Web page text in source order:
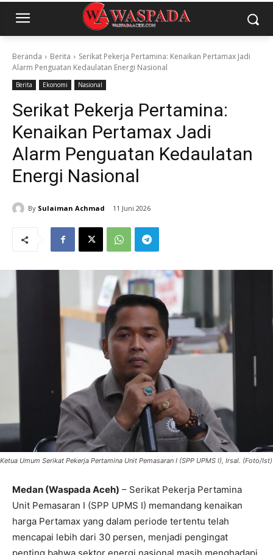
Beranda Berita
Serikat Pekerja Pertamina: Kenaikan Pertamax Jadi
Alarm Penguatan Kedaulatan Energi Nasional
Berita Ekonomi Nasional
Serikat Pekerja Pertamina:
Kenaikan Pertamax Jadi
Alarm Penguatan Kedaulatan
Energi Nasional
By Sulaiman Achmad 11 Juni 2026
Ketua Umum Serikat Pekerja Pertamina Unit Pemasaran I (SPP UPMS I), Irsal. (Foto/Ist)
Medan (Waspada Aceh) – Serikat Pekerja Pertamina
Unit Pemasaran I (SPP UPMS I) memandang kenaikan
harga Pertamax yang dalam periode tertentu telah
mencapai lebih dari 30 persen, menjadi pengingat